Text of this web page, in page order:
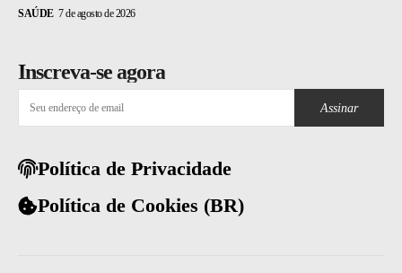
SAÚDE 7 de agosto de 2026
Inscreva-se agora
Assinar
Política de Privacidade
Política de Cookies (BR)